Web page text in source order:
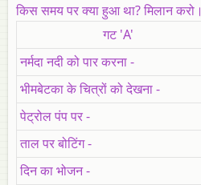
किस समय पर क्या हुआ था? मिलान करो।
गट 'A'
नर्मदा नदी को पार करना -
भीमबेटका के चित्रों को देखना -
पेट्रोल पंप पर -
ताल पर बोटिंग -
दिन का भोजन -